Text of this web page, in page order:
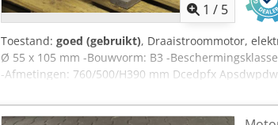
1 / 5
Toestand: goed (gebruikt), Draaistroommotor,
Ø 55 x 105 mm -Bouwvorm: B3 -
-Afmetingen: 760/500/H390 mm Dcedpfx